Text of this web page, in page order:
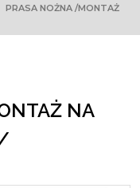
PRASA NOŻNA /MONTAŻ
NA